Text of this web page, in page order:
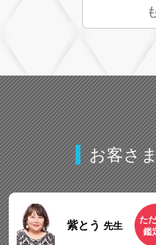
お客さ
紫とう 先生
た
鑑